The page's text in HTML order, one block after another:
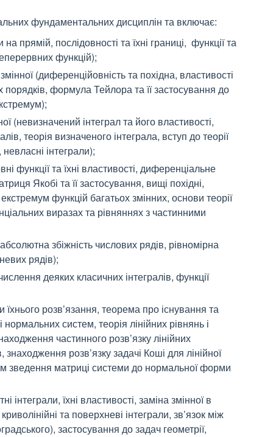
фундаментальних дисциплін та включає:
прямій, послідовності та їхні границі, функції та
функцій);
(диференційовність та похідна, властивості
формула Тейлора та її застосування до
(невизначений інтеграл та його властивості,
теорія визначеного інтеграла, вступ до теорії
інтеграли);
функції та їхні властивості, диференціальне
Якобі та її застосування, вищі похідні,
функцій багатьох змінних, основи теорії
виразах та рівняннях з частинними
збіжність числових рядів, рівномірна
рядів);
деяких класичних інтегралів, функції
розв’язання, теорема про існування та
нормальних систем, теорія лінійних рівнянь і
частинного розв’язку лінійних
розв’язку задачі Коші для лінійної
зведення матриці системи до нормальної форми
інтеграли, їхні властивості, заміна змінної в
та поверхневі інтеграли, зв’язок між
застосування до задач геометрії,